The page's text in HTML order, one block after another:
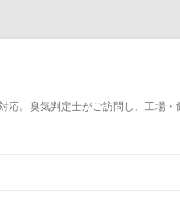
。臭気判定士がご訪問し、工場・